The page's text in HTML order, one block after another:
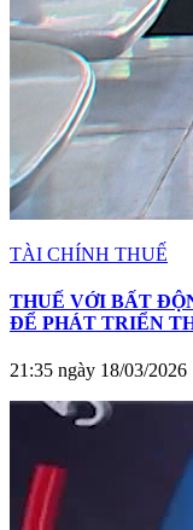
TÀI CHÍNH THUẾ
THUẾ VỚI BẤT
ĐỂ PHÁT TRIỂN
21:35 ngày 18/03/2026